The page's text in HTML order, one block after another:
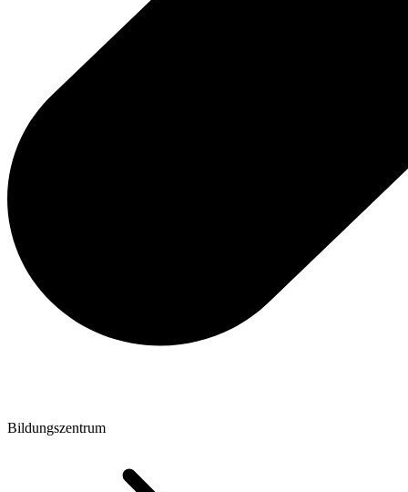
Bildungszentrum